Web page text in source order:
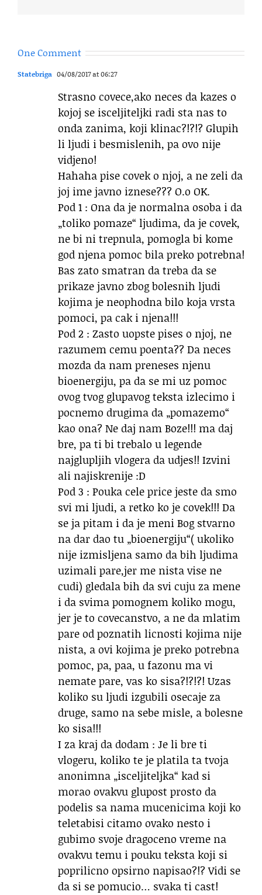
One Comment
Statebriga 04/08/2017 at 06:27
Strasno covece,ako neces da kazes o
kojoj se isceljiteljki radi sta nas to
onda zanima, koji klinac?!?!? Glupih
li ljudi i besmislenih, pa ovo nije
vidjeno!
Hahaha pise covek o njoj, a ne zeli da
joj ime javno iznese??? O.o OK.
Pod 1 : Ona da je normalna osoba i da
„toliko pomaze“ ljudima, da je covek,
ne bi ni trepnula, pomogla bi kome
god njena pomoc bila preko potrebna!
Bas zato smatran da treba da se
prikaze javno zbog bolesnih ljudi
kojima je neophodna bilo koja vrsta
pomoci, pa cak i njena!!!
Pod 2 : Zasto uopste pises o njoj, ne
razumem cemu poenta?? Da neces
mozda da nam preneses njenu
bioenergiju, pa da se mi uz pomoc
ovog tvog glupavog teksta izlecimo i
pocnemo drugima da „pomazemo“
kao ona? Ne daj nam Boze!!! ma daj
bre, pa ti bi trebalo u legende
najglupljih vlogera da udjes!! Izvini
ali najiskrenije :D
Pod 3 : Pouka cele price jeste da smo
svi mi ljudi, a retko ko je covek!!! Da
se ja pitam i da je meni Bog stvarno
na dar dao tu „bioenergiju“( ukoliko
nije izmisljena samo da bih ljudima
uzimali pare,jer me nista vise ne
cudi) gledala bih da svi cuju za mene
i da svima pomognem koliko mogu,
jer je to covecanstvo, a ne da mlatim
pare od poznatih licnosti kojima nije
nista, a ovi kojima je preko potrebna
pomoc, pa, paa, u fazonu ma vi
nemate pare, vas ko sisa?!?!?! Uzas
koliko su ljudi izgubili osecaje za
druge, samo na sebe misle, a bolesne
ko sisa!!!
I za kraj da dodam : Je li bre ti
vlogeru, koliko te je platila ta tvoja
anonimna „isceljiteljka“ kad si
morao ovakvu glupost prosto da
podelis sa nama mucenicima koji ko
teletabisi citamo ovako nesto i
gubimo svoje dragoceno vreme na
ovakvu temu i pouku teksta koji si
poprilicno opsirno napisao?!? Vidi se
da si se pomucio… svaka ti cast!